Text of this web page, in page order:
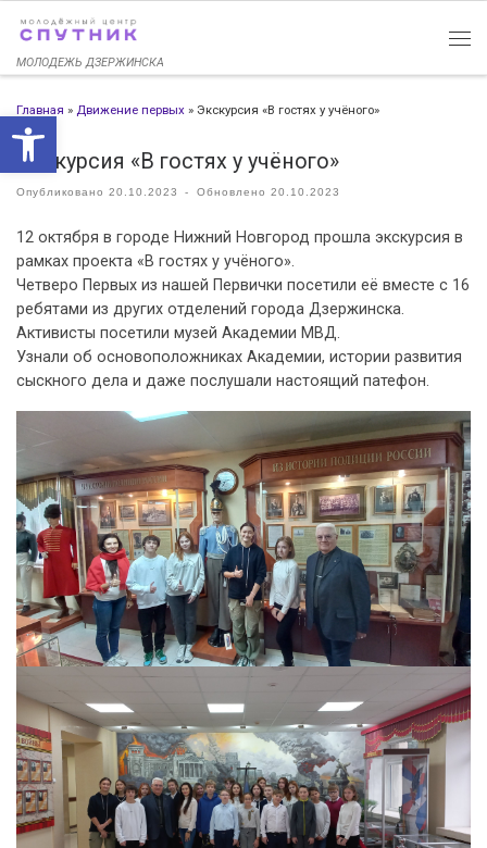
Открыть панель
Перейти к содержимому
МОЛОДЕЖЬ ДЗЕРЖИНСКА
Главная » Движение первых » Экскурсия «В гостях у учёного»
Экскурсия «В гостях у учёного»
Опубликовано 20.10.2023 - Обновлено 20.10.2023
12 октября в городе Нижний Новгород прошла экскурсия в
рамках проекта «В гостях у учёного».
Четверо Первых из нашей Первички посетили её вместе с 16
ребятами из других отделений города Дзержинска.
Активисты посетили музей Академии МВД.
Узнали об основоположниках Академии, истории развития
сыскного дела и даже послушали настоящий патефон.